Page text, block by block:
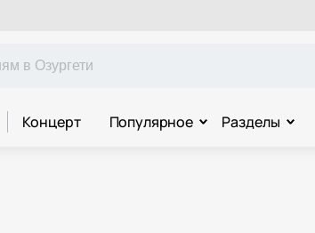
Концерт Популярное Разделы